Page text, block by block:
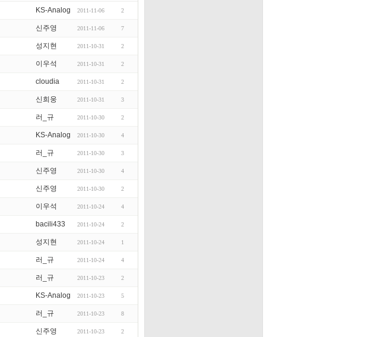
KS-Analog 2011-11-06 2
신주영 2011-11-06 7
성지현 2011-10-31 2
이우석 2011-10-31 2
cloudia 2011-10-31 2
신희웅 2011-10-31 3
러_규 2011-10-30 2
KS-Analog 2011-10-30 4
러_규 2011-10-30 3
신주영 2011-10-30 4
신주영 2011-10-30 2
이우석 2011-10-24 4
bacili433 2011-10-24 2
성지현 2011-10-24 1
러_규 2011-10-24 4
러_규 2011-10-23 2
KS-Analog 2011-10-23 5
러_규 2011-10-23 8
신주영 2011-10-23 2